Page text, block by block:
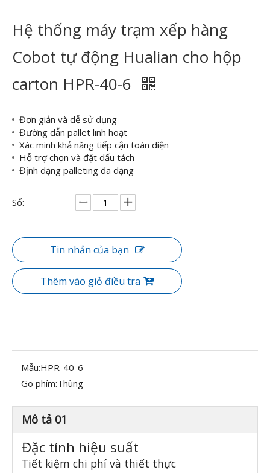
Hệ thống máy trạm xếp hàng
Cobot tự động Hualian cho hộp
carton HPR-40-6
Đơn giản và dễ sử dụng
Đường dẫn pallet linh hoạt
Xác minh khả năng tiếp cận toàn diện
Hỗ trợ chọn và đặt dấu tách
Định dạng palleting đa dạng
Số:
Tin nhắn của bạn
Thêm vào giỏ điều tra
Mẫu:HPR-40-6
Gõ phím:Thùng
Mô tả 01
Đặc tính hiệu suất
Tiết kiệm chi phí và thiết thực